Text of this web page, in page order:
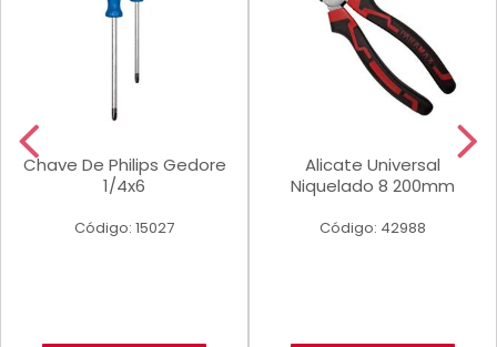
Chave De Philips Gedore
1/4x6
Código: 15027
Alicate Universal
Niquelado 8 200mm
Código: 42988